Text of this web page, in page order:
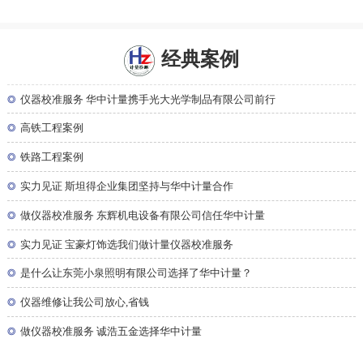
经典案例
◎ 仪器校准服务 华中计量携手光大光学制品有限公司前行
◎ 高铁工程案例
◎ 铁路工程案例
◎ 实力见证 斯坦得企业集团坚持与华中计量合作
◎ 做仪器校准服务 东辉机电设备有限公司信任华中计量
◎ 实力见证 宝豪灯饰选我们做计量仪器校准服务
◎ 是什么让东莞小泉照明有限公司选择了华中计量？
◎ 仪器维修让我公司放心,省钱
◎ 做仪器校准服务 诚浩五金选择华中计量